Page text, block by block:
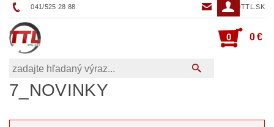
041/525 28 88 TTL@TTL.SK
0 0 €
7_NOVINKY